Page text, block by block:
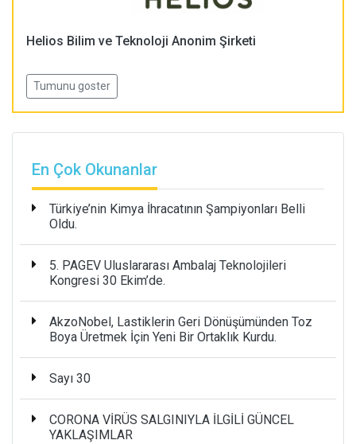
Helios Bilim ve Teknoloji Anonim Şirketi
Tumunu goster
En Çok Okunanlar
Türkiye’nin Kimya İhracatının Şampiyonları Belli
Oldu.
5. PAGEV Uluslararası Ambalaj Teknolojileri
Kongresi 30 Ekim’de.
AkzoNobel, Lastiklerin Geri Dönüşümünden Toz
Boya Üretmek İçin Yeni Bir Ortaklık Kurdu.
Sayı 30
CORONA VİRÜS SALGINIYLA İLGİLİ GÜNCEL
YAKLAŞIMLAR